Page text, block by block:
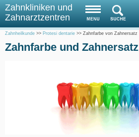
Zahnkliniken und
Zahnarztzentren
Zahnheilkunde >> Protesi dentarie >> Zahnfarbe von Zahnersatz
Zahnfarbe und Zahnersatz